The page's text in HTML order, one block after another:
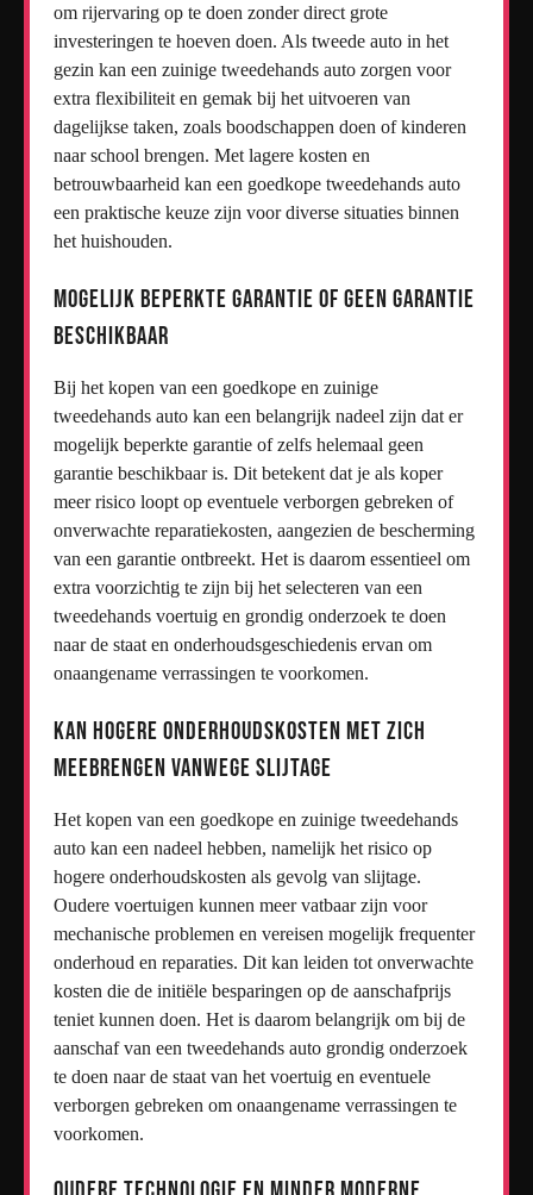
om rijervaring op te doen zonder direct grote
investeringen te hoeven doen. Als tweede auto in het
gezin kan een zuinige tweedehands auto zorgen voor
extra flexibiliteit en gemak bij het uitvoeren van
dagelijkse taken, zoals boodschappen doen of kinderen
naar school brengen. Met lagere kosten en
betrouwbaarheid kan een goedkope tweedehands auto
een praktische keuze zijn voor diverse situaties binnen
het huishouden.
Mogelijk beperkte garantie of geen garantie
beschikbaar
Bij het kopen van een goedkope en zuinige
tweedehands auto kan een belangrijk nadeel zijn dat er
mogelijk beperkte garantie of zelfs helemaal geen
garantie beschikbaar is. Dit betekent dat je als koper
meer risico loopt op eventuele verborgen gebreken of
onverwachte reparatiekosten, aangezien de bescherming
van een garantie ontbreekt. Het is daarom essentieel om
extra voorzichtig te zijn bij het selecteren van een
tweedehands voertuig en grondig onderzoek te doen
naar de staat en onderhoudsgeschiedenis ervan om
onaangename verrassingen te voorkomen.
Kan hogere onderhoudskosten met zich
meebrengen vanwege slijtage
Het kopen van een goedkope en zuinige tweedehands
auto kan een nadeel hebben, namelijk het risico op
hogere onderhoudskosten als gevolg van slijtage.
Oudere voertuigen kunnen meer vatbaar zijn voor
mechanische problemen en vereisen mogelijk frequenter
onderhoud en reparaties. Dit kan leiden tot onverwachte
kosten die de initiële besparingen op de aanschafprijs
teniet kunnen doen. Het is daarom belangrijk om bij de
aanschaf van een tweedehands auto grondig onderzoek
te doen naar de staat van het voertuig en eventuele
verborgen gebreken om onaangename verrassingen te
voorkomen.